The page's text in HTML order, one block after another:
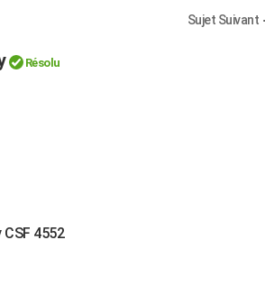
Sujet Suivant
Résolu
4552